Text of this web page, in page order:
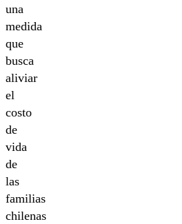
una
medida
que
busca
aliviar
el
costo
de
vida
de
las
familias
chilenas